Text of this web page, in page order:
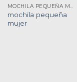
MOCHILA PEQUEÑA MUJER
mochila pequeña
mujer